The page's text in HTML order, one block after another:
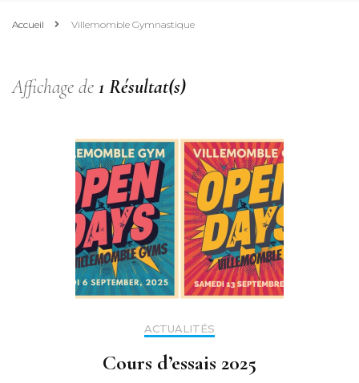
Accueil Villemomble Gymnastique
Affichage de 1 Résultat(s)
ACTUALITÉS
Cours d’essais 2025